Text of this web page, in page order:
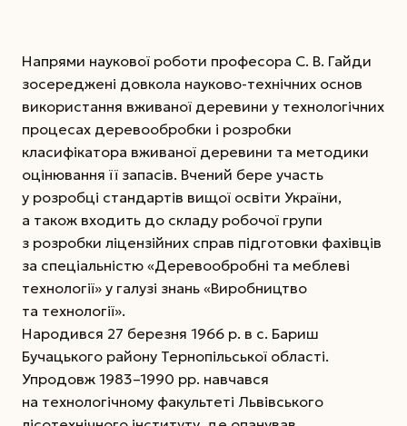
Напрями наукової роботи професора С. В. Гайди
зосереджені довкола науково-технічних основ
використання вживаної деревини у технологічних
процесах деревообробки і розробки
класифікатора вживаної деревини та методики
оцінювання її запасів. Вчений бере участь
у розробці стандартів вищої освіти України,
а також входить до складу робочої групи
з розробки ліцензійних справ підготовки фахівців
за спеціальністю «Деревообробні та меблеві
технології» у галузі знань «Виробництво
та технології».
Народився 27 березня 1966 р. в с. Бариш
Бучацького району Тернопільської області.
Упродовж 1983–1990 рр. навчався
на технологічному факультеті Львівського